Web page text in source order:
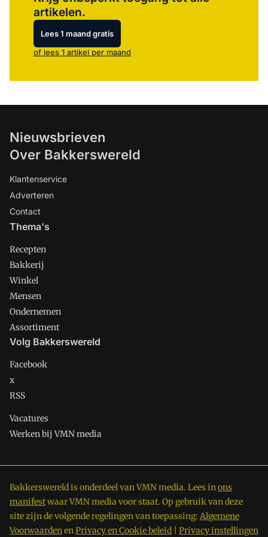
artikelen.
Lees 1 maand gratis
of lees 1 artikel per maand
Nieuwsbrieven
Over Bakkerswereld
Klantenservice
Adverteren
Contact
Thema's
Recepten
Bakkerij
Winkel
Mensen
Ondernemen
Assortiment
Volg Bakkerswereld
Facebook
x
RSS
Vacatures
Werken bij VMN media
Bakkerswereld is onderdeel van VMN media. Lees inons
manifestwaar VMN media voor staat. Op gebruik van deze
site zijn de volgende regelingen van toepassing: Algemene
VoorwaardenenPrivacy en Cookie beleid Privacy instellingen